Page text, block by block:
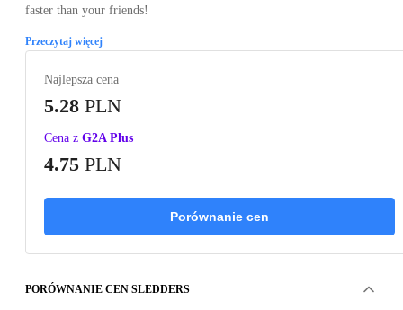
faster than your friends!
Przeczytaj więcej
Najlepsza cena
5.28 PLN
Cena z G2A Plus
4.75 PLN
Porównanie cen
PORÓWNANIE CEN SLEDDERS